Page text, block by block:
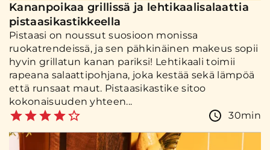
Kananpoikaa grillissä ja lehtikaalisalaattia
pistaasikastikkeella
Pistaasi on noussut suosioon monissa
ruokatrendeissä, ja sen pähkinäinen makeus sopii
hyvin grillatun kanan pariksi! Lehtikaali toimii
rapeana salaattipohjana, joka kestää sekä lämpöä
että runsaat maut. Pistaasikastike sitoo
kokonaisuuden yhteen...
30min